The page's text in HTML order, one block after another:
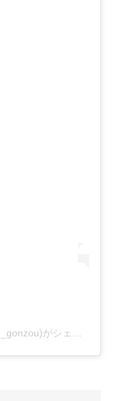
がシェアした投稿